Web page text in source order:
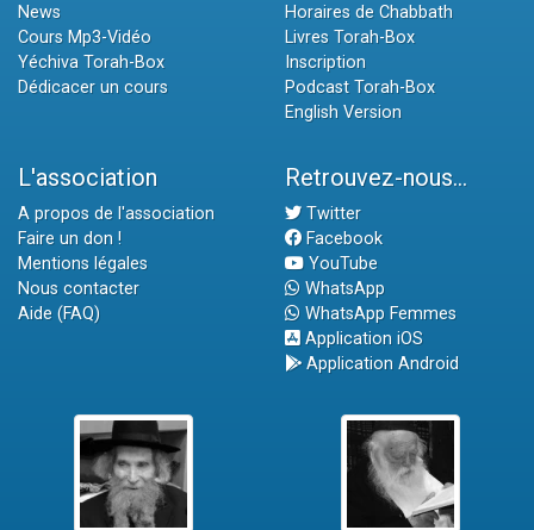
News
Cours Mp3-Vidéo
Yéchiva Torah-Box
Dédicacer un cours
Horaires de Chabbath
Livres Torah-Box
Inscription
Podcast Torah-Box
English Version
L'association
A propos de l'association
Faire un don !
Mentions légales
Nous contacter
Aide (FAQ)
Retrouvez-nous...
Twitter
Facebook
YouTube
WhatsApp
WhatsApp Femmes
Application iOS
Application Android